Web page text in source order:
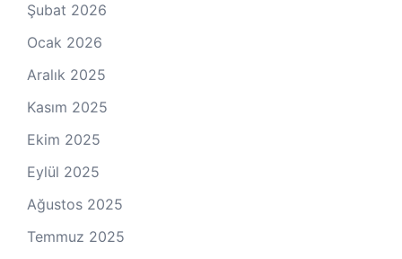
Şubat 2026
Ocak 2026
Aralık 2025
Kasım 2025
Ekim 2025
Eylül 2025
Ağustos 2025
Temmuz 2025